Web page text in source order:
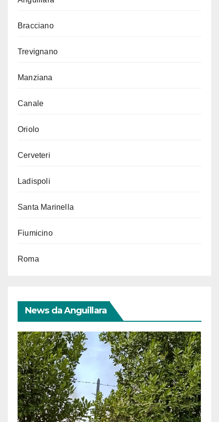
Bracciano
Trevignano
Manziana
Canale
Oriolo
Cerveteri
Ladispoli
Santa Marinella
Fiumicino
Roma
News da Anguillara